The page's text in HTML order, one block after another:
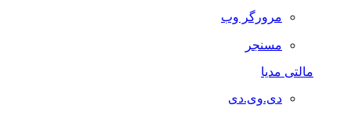
مرورگر وب
مسنجر
مالتی مدیا
دی.وی.دی